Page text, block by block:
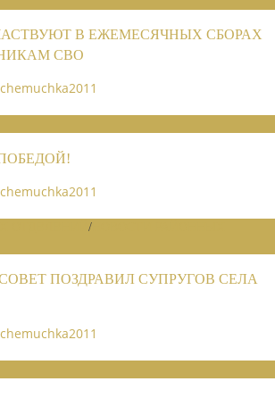
В ЕЖЕМЕСЯЧНЫХ СБОРАХ
СВО
/
ПОЗДРАВИЛ СУПРУГОВ СЕЛА